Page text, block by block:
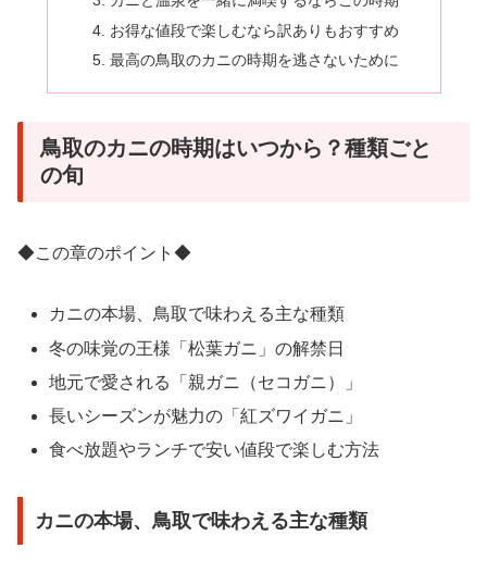
お得な値段で楽しむなら訳ありもおすすめ
最高の鳥取のカニの時期を逃さないために
鳥取のカニの時期はいつから？種類ごと
の旬
◆この章のポイント◆
カニの本場、鳥取で味わえる主な種類
冬の味覚の王様「松葉ガニ」の解禁日
地元で愛される「親ガニ（セコガニ）」
長いシーズンが魅力の「紅ズワイガニ」
食べ放題やランチで安い値段で楽しむ方法
カニの本場、鳥取で味わえる主な種類